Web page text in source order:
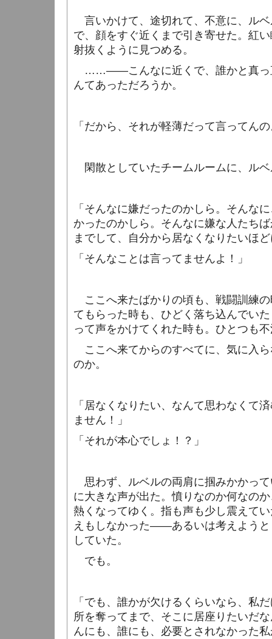
言いかけて、途切れて、不意に、ル
で、顔をすぐ近くまで引き寄せた。紅
射抜くように見つめる。
……――こんなに近くで、誰かと真っ
んてあっただろうか。
「だから、それが軽薄だって言ってん
閑散としていたチームルームに、ル
「そんなに嫌だったのかしら。そんな
かったのかしら。そんなに嫌な人たち
までして、自分から居なくなりたいほ
「そんなことは言ってませんよ！」
ここへ来たばかりの頃も、戦闘訓練
てもらった時も、ひどく落ち込んでい
って声をかけてくれた時も。ひとつも
ここへ来てからのすべてに、気に入
のか。
「居なくなりたい、なんて思わなくて
ません！」
「それが本心でしょ！？」
思わず、ルベルの両肩に掴みかかっ
に大きな声が出た。憤りなのか何なの
熱くなってゆく。指も声も少し震えて
えもしなかった――あるいは考えようと
していた。
でも。
「でも、誰かが欠けるくらいなら、私
所を奪ってまで、そこに居座りたいだ
んにも、誰にも、必要とされなかった